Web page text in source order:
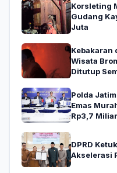
Korsleting
Gudang
Juta
Kebakaran
Wisata
Ditutup
Polda
Emas
Rp3,7 Miliar
DPRD
Akselerasi